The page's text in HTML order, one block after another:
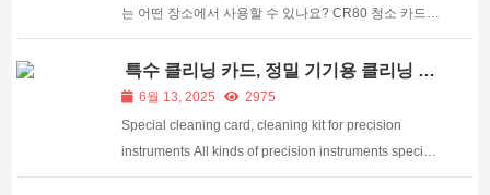
는 어떤 장소에서 사용할 수 있나요? CR80 청소 카드
청소 효과는 어떻게됩니까? 이 일련의 문제는 CR80 청
소 카드 친구를 이해하기 위해 당혹스럽고 Medietch가
당신에게 말해야 할 것입니다.
특수 클리닝 카드, 정밀 기기용 클리닝 키
트 6월 13, 2025
2975
Special cleaning card, cleaning kit for precision
instruments All kinds of precision instruments special
cleaning card, by the company's own R & D,